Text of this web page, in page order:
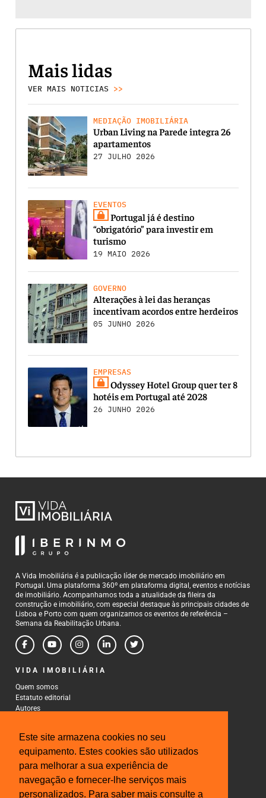
Este site armazena cookies no seu
equipamento. Estes cookies são utilizados
para melhorar a sua experiência de
navegação e fornecer-lhe serviços mais
personalizados. Para saber mais consulte a
Mais lidas
VER MAIS NOTICIAS >>
MEDIAÇÃO IMOBILIÁRIA
Urban Living na Parede integra 26
apartamentos
27 JULHO 2026
EVENTOS
Portugal já é destino
“obrigatório” para investir em
turismo
19 MAIO 2026
GOVERNO
Alterações à lei das heranças
incentivam acordos entre herdeiros
05 JUNHO 2026
EMPRESAS
Odyssey Hotel Group quer ter 8
hotéis em Portugal até 2028
26 JUNHO 2026
A Vida Imobiliária é a publicação líder de mercado imobiliário em
Portugal. Uma plataforma 360º em plataforma digital, eventos e notícias
de imobiliário. Acompanhamos toda a atualidade da fileira da
construção e imobiliário, com especial destaque às principais cidades de
Lisboa e Porto com quem organizamos os eventos de referência –
Semana da Reabilitação Urbana.
VIDA IMOBILIÁRIA
Quem somos
Estatuto editorial
Autores
CONTACTOS
Rua Gonçalo Cristovão, 185 - 6º
4000-269 Porto
Tel: 222 085 009